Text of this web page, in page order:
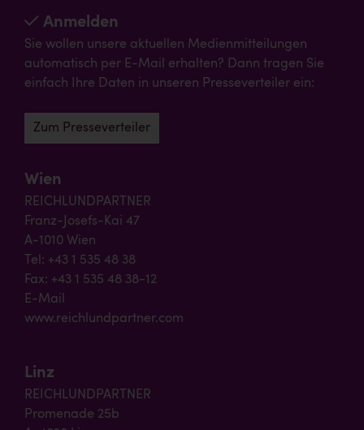
Anmelden
Sie wollen unsere aktuellen Medienmitteilungen
automatisch per E-Mail erhalten? Dann tragen Sie
einfach Ihre Daten in unseren Presseverteiler ein:
Zum Presseverteiler
Wien
REICHLUNDPARTNER
Franz-Josefs-Kai 47
A-1010 Wien
Tel: +43 1 535 48 38
Fax: +43 1 535 48 38-12
E-Mail
www.reichlundpartner.com
Linz
REICHLUNDPARTNER
Promenade 25b